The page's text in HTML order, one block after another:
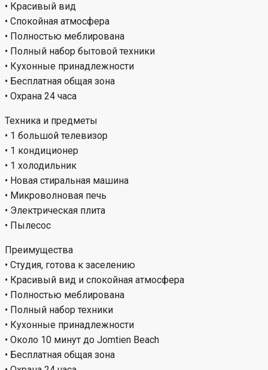
• Красивый вид
• Спокойная атмосфера
• Полностью меблирована
• Полный набор бытовой техники
• Кухонные принадлежности
• Бесплатная общая зона
• Охрана 24 часа
Техника и предметы
• 1 большой телевизор
• 1 кондиционер
• 1 холодильник
• Новая стиральная машина
• Микроволновая печь
• Электрическая плита
• Пылесос
Преимущества
• Студия, готова к заселению
• Красивый вид и спокойная атмосфера
• Полностью меблирована
• Полный набор техники
• Кухонные принадлежности
• Около 10 минут до Jomtien Beach
• Бесплатная общая зона